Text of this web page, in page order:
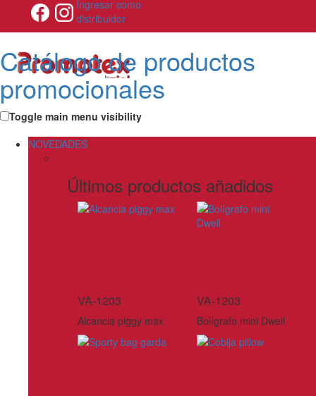
Ingresar como
distribuidor
Catálogo de productos
promocionales
Toggle main menu visibility
NOVEDADES
Últimos productos añadidos
VA-1203
Alcancia piggy max
VA-1203
Bolígrafo mini Dwell